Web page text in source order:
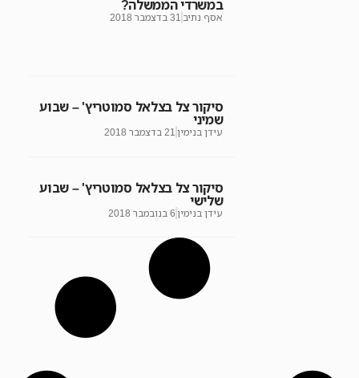
במשרדי הממשלה?
אסף נתיב 31 בדצמבר 2018
סיקור צל בצלאל סמוטריץ' – שבוע
שמיני
עידן בנימין 21 בדצמבר 2018
סיקור צל בצלאל סמוטריץ' – שבוע
שלישי
עידן בנימין 6 בנובמבר 2018